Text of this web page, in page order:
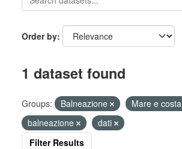
Order by
1 dataset found
Groups: Balneazione Mare e costa
balneazione
dati
Filter Results